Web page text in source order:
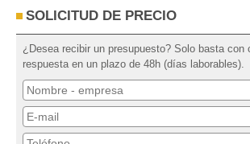
SOLICITUD DE PRECIO
¿Desea recibir un presupuesto? Solo basta
respuesta en un plazo de 48h (días laborables).